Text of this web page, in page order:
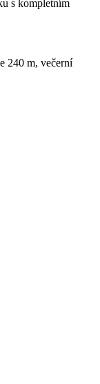
s kompletním
240 m, večerní